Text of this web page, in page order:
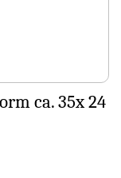
ca. 35x 24